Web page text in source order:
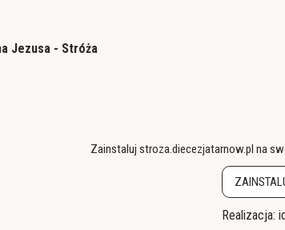
Jezusa - Stróża
Zainstaluj stroza.diecezjatarnow.pl na
Realizacja: